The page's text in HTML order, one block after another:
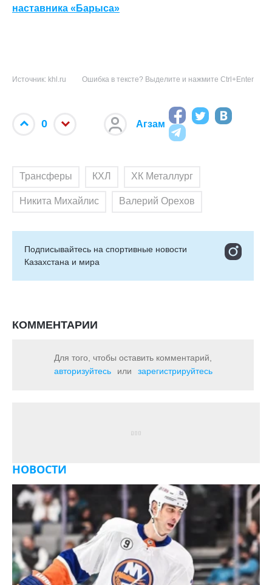
наставника «Барыса»
Источник: khl.ru Ошибка в тексте? Выделите и нажмите Ctrl+Enter
0 Агзам
Трансферы КХЛ ХК Металлург
Никита Михайлис Валерий Орехов
Подписывайтесь на cпортивные новости
Казахстана и мира
КОММЕНТАРИИ
Для того, чтобы оставить комментарий,
авторизуйтесь
или зарегистрируйтесь
НОВОСТИ